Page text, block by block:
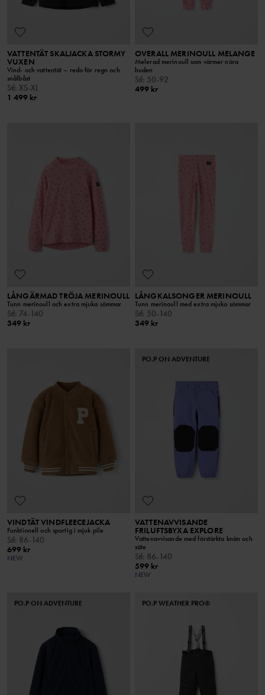
VATTENTÄT SKALJACKA STORMY
VUXEN
Vind- och vattentät – redo för regn och
snålbåst
Stl: XS-XL
1 499 kr
OVERALL MERINOULL MELANGE
Melerad merinoull som värmer nära
huden
Stl: 50-92
499 kr
LÅNGÄRMAD TRÖJA MERINOULL
Tunn merinoull och extra mjuka sömmar
Stl: 74-140
349 kr
LÅNGKALSONGER MERINOULL
Tunn merinoull med extra mjuka sömmar
Stl: 50-140
349 kr
VINDTÄT VINDFLEECEJACKA
Funktionell och sportig i mjuk pile
Stl: 86-140
699 kr
NEW
PO.P ON ADVENTURE
VATTENAVVISANDE
FRILUFTSBYXA EXPLORE
Vattenavvisande med förstärkta knän och
säte
Stl: 86-140
599 kr
NEW
PO.P ON ADVENTURE PO.P WEATHER PRO®